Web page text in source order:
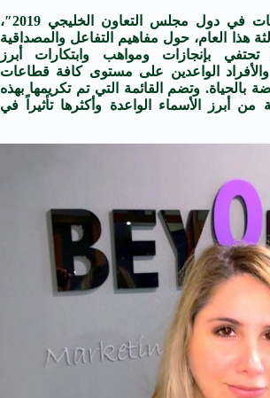
تتمحور “جوائز الشركات في دول مجلس التعاون الخليجي 2019″،
هذا العام، حول مفاهيم التفاعل والمصداقية
تحتفي بإنجازات ومواهب وابتكارات أبرز
الواعدين على مستوى كافة قطاعات
بالحياة. وتضم القائمة التي تم تكريمها بهذه
من أبرز الأسماء الواعدة وأكثرها تأثيراً في